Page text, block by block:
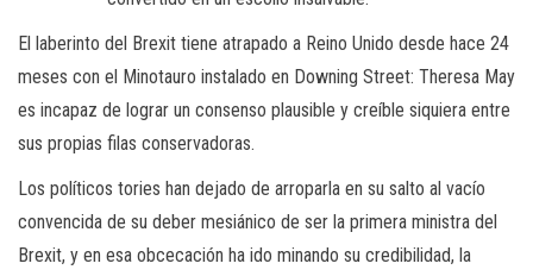
El laberinto del Brexit tiene atrapado a Reino Unido desde hace 24
meses con el Minotauro instalado en Downing Street: Theresa May
es incapaz de lograr un consenso plausible y creíble siquiera entre
sus propias filas conservadoras.
Los políticos tories han dejado de arroparla en su salto al vacío
convencida de su deber mesiánico de ser la primera ministra del
Brexit, y en esa obcecación ha ido minando su credibilidad, la